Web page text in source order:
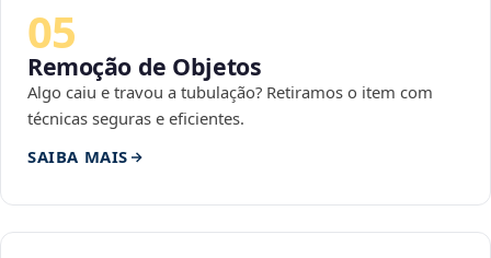
05
Remoção de Objetos
Algo caiu e travou a tubulação? Retiramos o item com
técnicas seguras e eficientes.
SAIBA MAIS